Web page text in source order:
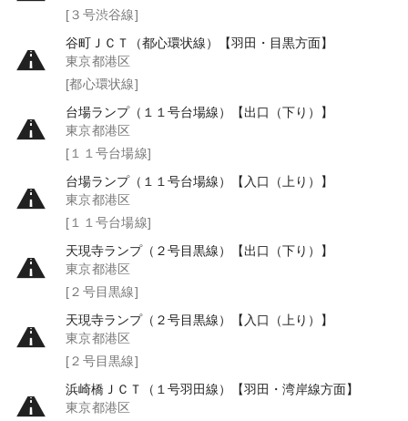
[３号渋谷線]
谷町ＪＣＴ（都心環状線）【羽田・目黒方面】
東京都港区
[都心環状線]
台場ランプ（１１号台場線）【出口（下り）】
東京都港区
[１１号台場線]
台場ランプ（１１号台場線）【入口（上り）】
東京都港区
[１１号台場線]
天現寺ランプ（２号目黒線）【出口（下り）】
東京都港区
[２号目黒線]
天現寺ランプ（２号目黒線）【入口（上り）】
東京都港区
[２号目黒線]
浜崎橋ＪＣＴ（１号羽田線）【羽田・湾岸線方面】
東京都港区